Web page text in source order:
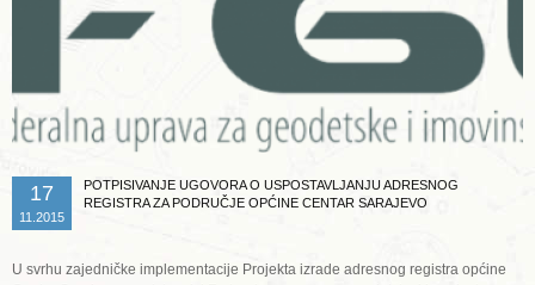
17
11.2015
POTPISIVANJE UGOVORA O USPOSTAVLJANJU ADRESNOG
REGISTRA ZA PODRUČJE OPĆINE CENTAR SARAJEVO
U svrhu zajedničke implementacije Projekta izrade adresnog registra općine